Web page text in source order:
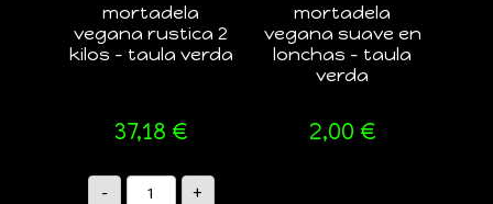
mortadela
vegana rustica 2
kilos – taula verda
37,18 €
- +
mortadela
vegana suave en
lonchas – taula
verda
2,00 €